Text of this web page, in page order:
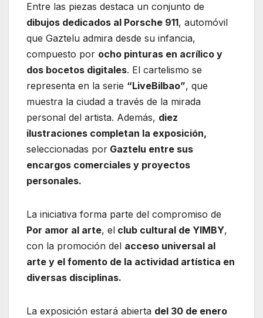
Entre las piezas destaca un conjunto de
dibujos dedicados al Porsche 911, automóvil
que Gaztelu admira desde su infancia,
compuesto por ocho pinturas en acrílico y
dos bocetos digitales. El cartelismo se
representa en la serie “LiveBilbao”, que
muestra la ciudad a través de la mirada
personal del artista. Además, diez
ilustraciones completan la exposición,
seleccionadas por Gaztelu entre sus
encargos comerciales y proyectos
personales.
La iniciativa forma parte del compromiso de
Por amor al arte, el club cultural de YIMBY,
con la promoción del acceso universal al
arte y el fomento de la actividad artística en
diversas disciplinas.
La exposición estará abierta del 30 de enero